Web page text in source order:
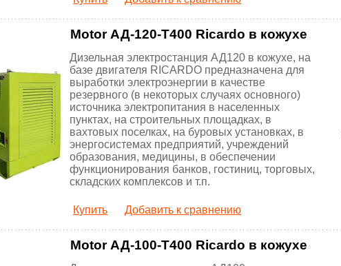
Motor АД-120-Т400 Ricardo в кожухе
Дизельная электростанция АД120 в кожухе, на
базе двигателя RICARDO предназначена для
выработки электроэнергии в качестве
резервного (в некоторых случаях основного)
источника электропитания в населенных
пунктах, на строительных площадках, в
вахтовых поселках, на буровых установках, в
энергосистемах предприятий, учреждений
образования, медицины, в обеспечении
функционирования банков, гостиниц, торговых,
складских комплексов и т.п.
Купить Добавить к сравнению
Motor АД-100-Т400 Ricardo в кожухе